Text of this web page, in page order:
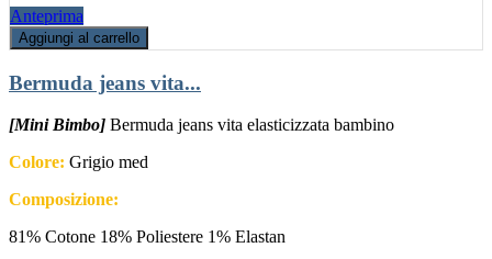
Anteprima
Aggiungi al carrello
Bermuda jeans vita...
[Mini Bimbo] Bermuda jeans vita elasticizzata bambino
Colore: Grigio med
Composizione:
81% Cotone 18% Poliestere 1% Elastan